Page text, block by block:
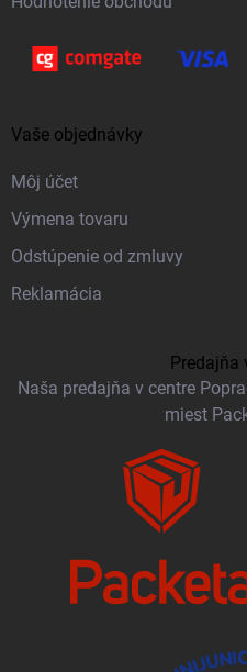
Vaše objednávky
Môj účet
Výmena tovaru
Odstúpenie od zmluvy
Reklamácia
Predajňa
Naša predajňa v centre
miest